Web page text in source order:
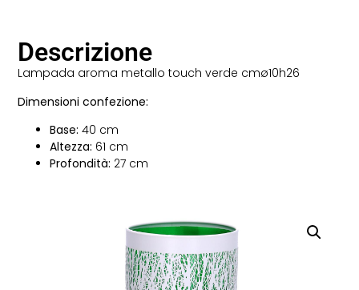
Descrizione
Lampada aroma metallo touch verde cmø10h26
Dimensioni confezione:
Base: 40 cm
Altezza: 61 cm
Profondità: 27 cm